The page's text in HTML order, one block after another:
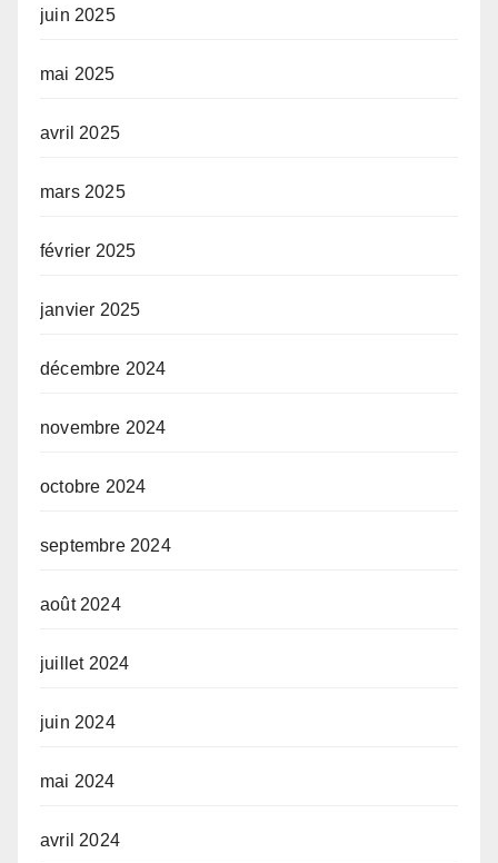
juin 2025
mai 2025
avril 2025
mars 2025
février 2025
janvier 2025
décembre 2024
novembre 2024
octobre 2024
septembre 2024
août 2024
juillet 2024
juin 2024
mai 2024
avril 2024